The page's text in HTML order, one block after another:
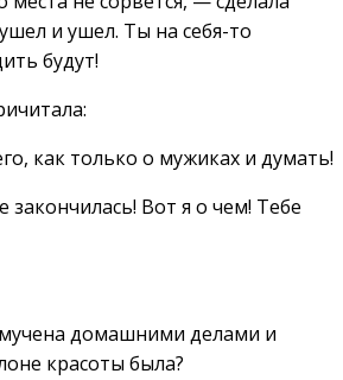
и ушел. Ты на себя-то
будут!
как только о мужиках и думать!
закончилась! Вот я о чем! Тебе
домашними делами и
красоты была?